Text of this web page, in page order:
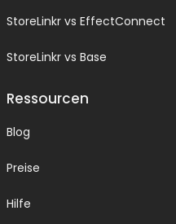
StoreLinkr vs EffectConnect
StoreLinkr vs Base
Ressourcen
Blog
Preise
Hilfe